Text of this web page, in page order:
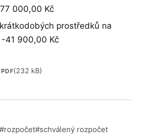
000,00 Kč
prostředků na
41 900,00 Kč
PDF(232 kB)
panelu)
#rozpočet#schválený rozpočet